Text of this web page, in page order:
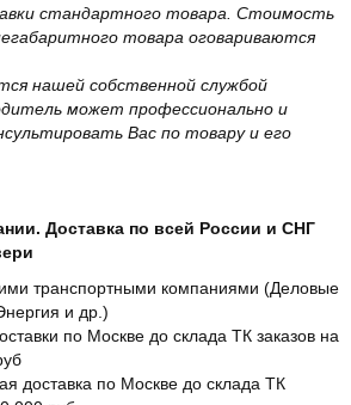
стандартного товара. Стоимость
товара оговариваются
нашей собственной службой
может профессионально и
Вас по товару и его
Доставка по всей России и СНГ
транспортными компаниями (Деловые
и др.)
по Москве до склада ТК заказов на
доставка по Москве до склада ТК